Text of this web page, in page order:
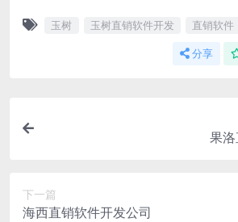
玉树 玉树直销软件开发 直销软件
分享
果
下一篇
海西直销软件开发公司